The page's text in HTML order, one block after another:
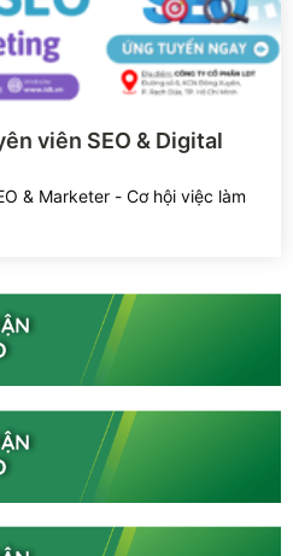
viên SEO & Digital
& Marketer - Cơ hội việc làm